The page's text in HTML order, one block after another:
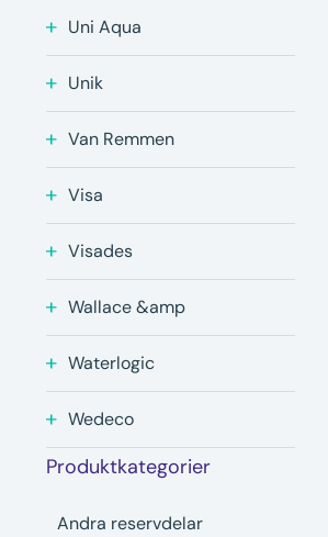
Produktkategorier
Andra reservdelar
Uni Aqua
Unik
Van Remmen
Visa
Visades
Wallace &amp
Waterlogic
Wedeco